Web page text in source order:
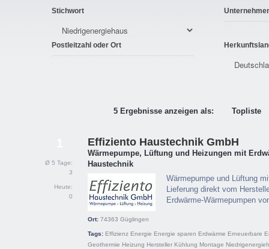
Stichwort
Postleitzahl oder Ort
5 Ergebnisse anzeigen als: Topliste
Ø 5 Tage:
3
Heute:
0
Effiziento Haustechnik GmbH
Wärmepumpe, Lüftung und Heizungen mit
Haustechnik
Wärmepumpe und Lüftung
Lieferung direkt vom
Erdwärme-Wärmepumpen
Ort: 74363 Güglingen
Tags: Effizienz Energie Energie sparen Erdwärme Erneuerbare
Geothermie Heizung Hersteller Kühlung Montage